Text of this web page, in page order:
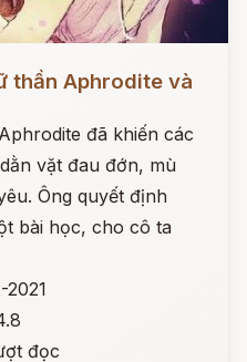
thần Aphrodite và
đã khiến các
vặt đau đớn, mù
Ông quyết định
bài học, cho cô ta
2021
đọc